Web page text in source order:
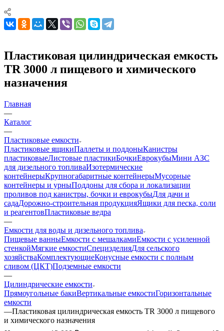
Пластиковая цилиндрическая емкость
TR 3000 л пищевого и химического
назначения
Главная
—
Каталог
—
Пластиковые емкости
Пластиковые ящикиПаллеты и поддоныКанистры
пластиковыеЛистовые пластикиБочкиЕврокубыМини АЗС
для дизельного топливаИзотермические
контейнерыКрупногабаритные контейнерыМусорные
контейнеры и урныПоддоны для сбора и локализации
проливов под канистры, бочки и еврокубыДля дачи и
садаДорожно-строительная продукцияЯщики для песка, соли
и реагентовПластиковые ведра
—
Емкости для воды и дизельного топлива
Пищевые ванныЕмкости с мешалкамиЕмкости с усиленной
стенкойМягкие емкостиСпецизделияДля сельского
хозяйстваКомплектующиеКонусные емкости с полным
сливом (ЦКТ)Подземные емкости
—
Цилиндрические емкости
Прямоугольные бакиВертикальные емкостиГоризонтальные
емкости
—Пластиковая цилиндрическая емкость TR 3000 л пищевого
и химического назначения